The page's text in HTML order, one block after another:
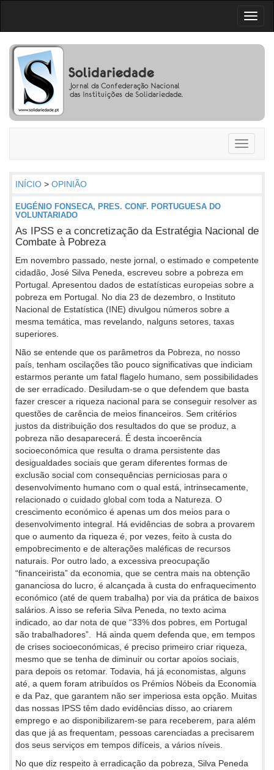
Toggle
INÍCIO > OPINIÃO
EUGÉNIO FONSECA, PRES. CONF. PORTUGUESA DO
VOLUNTARIADO
As IPSS e a concretização da Estratégia Nacional de
Combate à Pobreza
Em novembro passado, neste jornal, o estimado e competente
cidadão, José Silva Peneda, escreveu sobre a pobreza em
Portugal. Apresentou dados de estatísticas europeias sobre a
pobreza em Portugal. No dia 23 de dezembro, o Instituto
Nacional de Estatística (INE) divulgou números sobre a
mesma temática, mas revelando, nalguns setores, taxas
superiores.
Não se entende que os parâmetros da Pobreza, no nosso
país, tenham oscilações tão pouco significativas que indiciam
estarmos perante um fatal flagelo humano, sem possibilidades
de ser erradicado. Desiludam-se o que defendem que basta
fazer crescer a riqueza nacional para se conseguir resolver as
questões de carência de meios financeiros. Sem critérios
justos da distribuição dos resultados do que se produz, a
pobreza não desaparecerá. É desta incoerência
socioeconómica que resulta o drama persistente das
desigualdades sociais que geram diferentes formas de
exclusão social com consequências perniciosas para o
desenvolvimento humano com o qual está, intrinsecamente,
relacionado o cuidado global com toda a Natureza. O
crescimento económico é apenas um dos meios para o
desenvolvimento integral. Há evidências de sobra a provarem
que o aumento da riqueza é, por vezes, feito à custa do
empobrecimento e de alterações maléficas de recursos
naturais. Por outro lado, a excessiva preocupação
“financeirista” da economia, que se centra mais na obtenção
gananciosa do lucro, é alcançada à custa do enfraquecimento
económico (até de quem trabalha) por via da prática de baixos
salários. A isso se referia Silva Peneda, no texto acima
indicado, ao dar nota de que “33% dos pobres, em Portugal
são trabalhadores”. Há ainda quem defenda que, em tempos
de crises socioeconómicas, é preciso primeiro criar riqueza,
mesmo que se tenha de diminuir ou cortar apoios sociais,
para depois os retomar. Todavia, há já economistas, alguns
até, a quem foram atribuídos os Prémios Nóbeis da Economia
e da Paz, que garantem não ser imperiosa esta opção. Muitas
das nossas IPSS têm dado evidências disso, ao criarem
emprego e ao disponibilizarem-se para receberem, para além
das que já as frequentam, pessoas carenciadas a precisarem
dos seus serviços em tempos difíceis, a vários níveis.
No que diz respeito à erradicação da pobreza, Silva Peneda